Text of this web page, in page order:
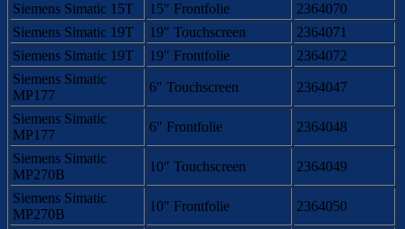
Siemens Simatic 15T
15″ Frontfolie
2364070
Siemens Simatic 19T
19″ Touchscreen
2364071
Siemens Simatic 19T
19″ Frontfolie
2364072
Siemens Simatic
MP177
6″ Touchscreen 2364047
Siemens Simatic
MP177
6″ Frontfolie 2364048
Siemens Simatic
MP270B
10″ Touchscreen 2364049
Siemens Simatic
MP270B
10″ Frontfolie 2364050